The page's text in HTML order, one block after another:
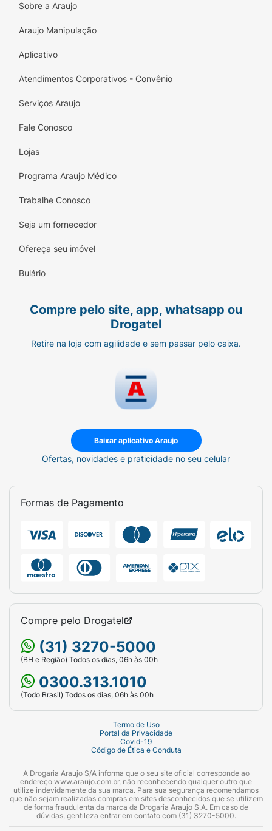
cachorro com a Coleira de Couro Para
Cachorro Color Com EVA N°02 e veja seu pet
adicionar informações específicas!
Sobre a Araujo
Araujo Manipulação
Aplicativo
Atendimentos Corporativos - Convênio
Serviços Araujo
Fale Conosco
Lojas
Programa Araujo Médico
Trabalhe Conosco
Seja um fornecedor
Ofereça seu imóvel
Bulário
Compre pelo site, app, whatsapp ou
Drogatel
Retire na loja com agilidade e sem passar pelo caixa.
Baixar aplicativo Araujo
Ofertas, novidades e praticidade no seu celular
Formas de Pagamento
Compre pelo Drogatel
(31) 3270-5000
(BH e Região) Todos os dias, 06h às 00h
0300.313.1010
(Todo Brasil) Todos os dias, 06h às 00h
Termo de Uso
Portal da Privacidade
Covid-19
Código de Ética e Conduta
A Drogaria Araujo S/A informa que o seu site oficial corresponde ao
endereço www.araujo.com.br, não reconhecendo qualquer outro que
utilize indevidamente da sua marca. Para sua segurança recomendamos
que não sejam realizadas compras em sites desconhecidos que se utilizem
de forma fraudulenta da marca da Drogaria Araujo S.A. Em caso de
dúvidas, gentileza entrar em contato com (31) 3270-5000.